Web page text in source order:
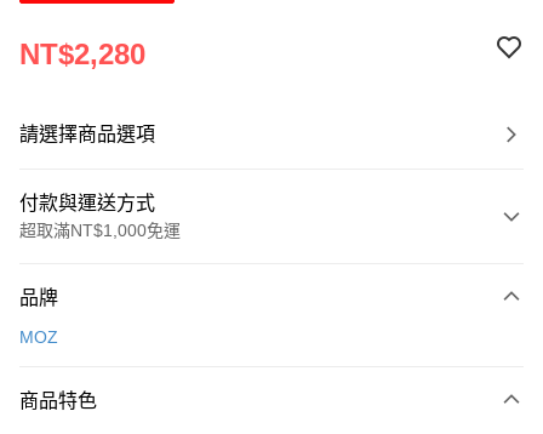
NT$2,280
請選擇商品選項
付款與運送方式
超取滿NT$1,000免運
信用卡一次付款
Apple Pay
品牌
MOZ
商品特色